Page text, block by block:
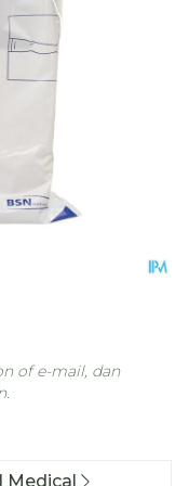
of e-mail, dan
Medical